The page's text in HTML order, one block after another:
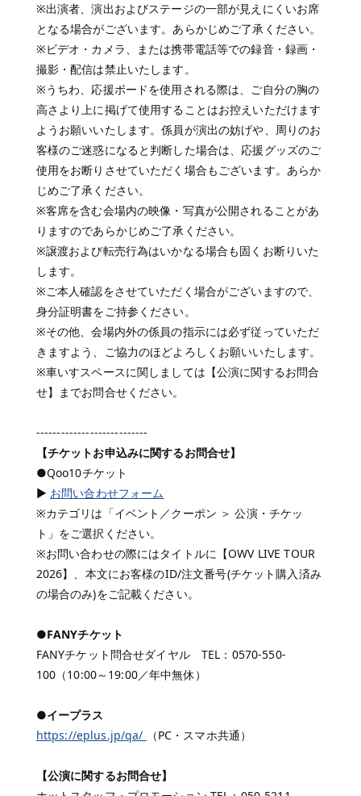
※出演者、演出およびステージの一部が見えにくいお席
となる場合がございます。あらかじめご了承ください。
※ビデオ・カメラ、または携帯電話等での録音・録画・
撮影・配信は禁止いたします。
※うちわ、応援ボードを使用される際は、ご自分の胸の
高さより上に掲げて使用することはお控えいただけます
ようお願いいたします。係員が演出の妨げや、周りのお
客様のご迷惑になると判断した場合は、応援グッズのご
使用をお断りさせていただく場合もございます。あらか
じめご了承ください。
※客席を含む会場内の映像・写真が公開されることがあ
りますのであらかじめご了承ください。
※譲渡および転売行為はいかなる場合も固くお断りいた
します。
※ご本人確認をさせていただく場合がございますので、
身分証明書をご持参ください。
※その他、会場内外の係員の指示には必ず従っていただ
きますよう、ご協力のほどよろしくお願いいたします。
※車いすスペースに関しましては【公演に関するお問合
せ】までお問合せください。
---------------------------
【チケットお申込みに関するお問合せ】
●Qoo10チケット
▶ お問い合わせフォーム
※カテゴリは「イベント／クーポン ＞ 公演・チケッ
ト」をご選択ください。
※お問い合わせの際にはタイトルに【OWV LIVE TOUR
2026】、本文にお客様のID/注文番号(チケット購入済み
の場合のみ)をご記載ください。
●FANYチケット
FANYチケット問合せダイヤル TEL：0570-550-
100（10:00～19:00／年中無休）
●イープラス
https://eplus.jp/qa/
（PC・スマホ共通）
【公演に関するお問合せ】